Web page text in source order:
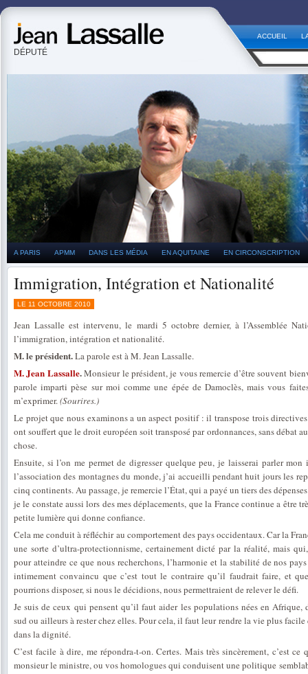
DÉPUTÉ
ACCUEIL
A PARIS APMM DANS LES MÉDIA EN AQUITAINE EN CIRCONSCRIPTION
Immigration, Intégration et Nationalité
LE 11 OCTOBRE 2010
Jean Lassalle est intervenu, le mardi 5 octobre dernier, à l’Assemblée
l’immigration, intégration et nationalité.
M. le président.La parole est à M. Jean Lassalle.
M. Jean Lassalle.Monsieur le président, je vous remercie d’être souvent
parole imparti pèse sur moi comme une épée de Damoclès, mais vous
m’exprimer.(Sourires.)
Le projet que nous examinons a un aspect positif : il transpose trois
ont souffert que le droit européen soit transposé par ordonnances, sans débat
chose.
Ensuite, si l’on me permet de digresser quelque peu, je laisserai parler
l’association des montagnes du monde, j’ai accueilli pendant huit jours les
cinq continents. Au passage, je remercie l’État, qui a payé un tiers des
je le constate aussi lors des mes déplacements, que la France continue a être
petite lumière qui donne confiance.
Cela me conduit à réfléchir au comportement des pays occidentaux. Car la
une sorte d’ultra-protectionnisme, certainement dicté par la réalité, mais
pour atteindre ce que nous recherchons, l’harmonie et la stabilité de nos
intimement convaincu que c’est tout le contraire qu’il faudrait faire, et
pourrions disposer, si nous le décidions, nous permettraient de relever le défi.
Je suis de ceux qui pensent qu’il faut aider les populations nées en Afrique,
sud ou ailleurs à rester chez elles. Pour cela, il faut leur rendre la vie plus
dans la dignité.
C’est facile à dire, me répondra-t-on. Certes. Mais très sincèrement, c’est ce
monsieur le ministre, ou vos homologues qui conduisent une politique